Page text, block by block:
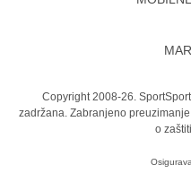
Copyright 2008-26.
zadržana. Zabranjeno
o
Osigurava